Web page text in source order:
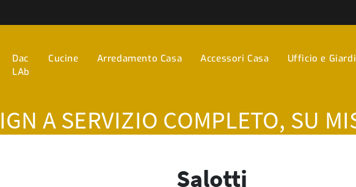
Dac
LAb
Cucine Arredamento Casa Accessori Casa Ufficio e
A SERVIZIO COMPLETO, SU
Salotti